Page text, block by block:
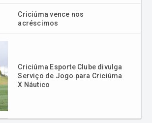
Criciúma vence nos
acréscimos
Criciúma Esporte Clube divulga
Serviço de Jogo para Criciúma
X Náutico